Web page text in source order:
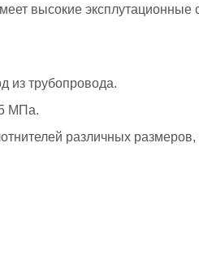
высокие эксплутационные
из трубопровода.
МПа.
различных размеров,